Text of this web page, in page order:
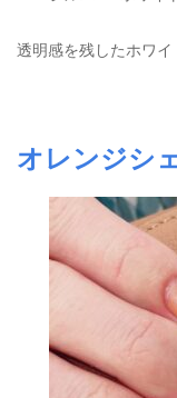
透明感を残したホワ
オレンジシ